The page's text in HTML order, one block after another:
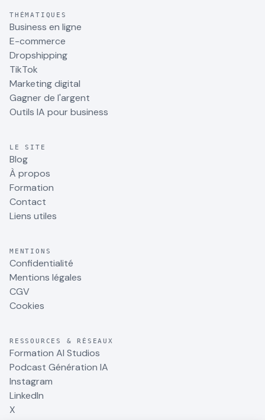
THÉMATIQUES
Business en ligne
E-commerce
Dropshipping
TikTok
Marketing digital
Gagner de l'argent
Outils IA pour business
LE SITE
Blog
À propos
Formation
Contact
Liens utiles
MENTIONS
Confidentialité
Mentions légales
CGV
Cookies
RESSOURCES & RÉSEAUX
Formation AI Studios
Podcast Génération IA
Instagram
LinkedIn
X